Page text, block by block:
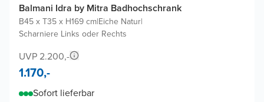
Balmani Idra by Mitra Badhochschrank
B45 x T35 x H169 cm|Eiche Natur|
Scharniere Links oder Rechts
UVP 2.200,-
1.170,-
Sofort lieferbar